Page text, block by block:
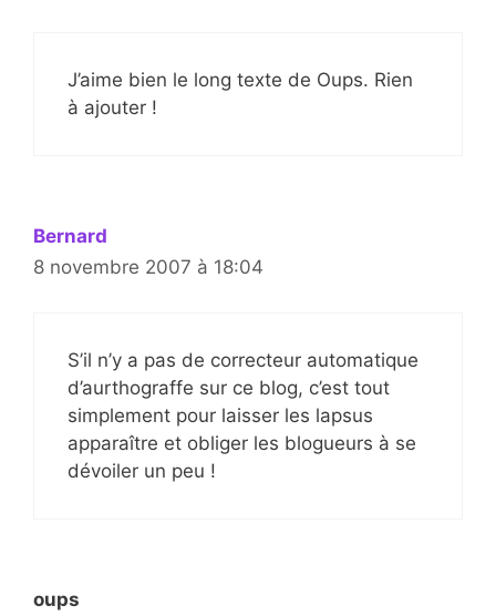
J’aime bien le long texte de Oups. Rien
à ajouter !
Bernard
8 novembre 2007 à 18:04
S’il n’y a pas de correcteur automatique
d’aurthograffe sur ce blog, c’est tout
simplement pour laisser les lapsus
apparaître et obliger les blogueurs à se
dévoiler un peu !
oups